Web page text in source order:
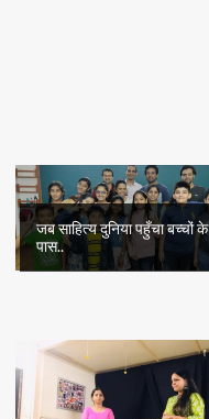
जब साहित्य दुनिया पहुँचा बच्चों के
पास..